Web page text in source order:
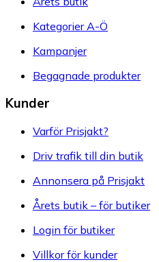
Kategorier A-Ö
Kampanjer
Begagnade produkter
Kunder
Varför Prisjakt?
Driv trafik till din butik
Annonsera på Prisjakt
Årets butik – för butiker
Login för butiker
Villkor för kunder